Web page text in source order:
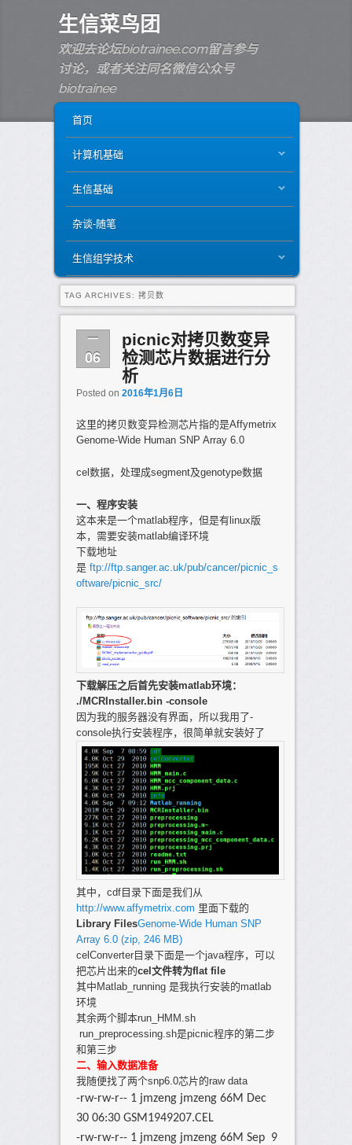
生信菜鸟团
欢迎去论坛biotrainee.com留言参与
讨论，或者关注同名微信公众号
biotrainee
SKIP TO PRIMARY CONTENT
SKIP TO SECONDARY CONTENT
首页
计算机基础
生信基础
杂谈-随笔
生信组学技术
TAG ARCHIVES: 拷贝数
一
06
picnic对拷贝数变异
检测芯片数据进行分
析
Posted on 2016年1月6日
这里的拷贝数变异检测芯片指的是Affymetrix
Genome-Wide Human SNP Array 6.0
cel数据，处理成segment及genotype数据
一、程序安装
这本来是一个matlab程序，但是有linux版
本，需要安装matlab编译环境
下载地址
是 ftp://ftp.sanger.ac.uk/pub/cancer/picnic_s
oftware/picnic_src/
下载解压之后首先安装matlab环境：
./MCRInstaller.bin -console
因为我的服务器没有界面，所以我用了-
console执行安装程序，很简单就安装好了
其中，cdf目录下面是我们从
http://www.affymetrix.com 里面下载的
Library FilesGenome-Wide Human SNP
Array 6.0 (zip, 246 MB)
celConverter目录下面是一个java程序，可以
把芯片出来的cel文件转为flat file
其中Matlab_running 是我执行安装的matlab
环境
其余两个脚本run_HMM.sh
run_preprocessing.sh是picnic程序的第二步
和第三步
二、输入数据准备
我随便找了两个snp6.0芯片的raw data
-rw-rw-r-- 1 jmzeng jmzeng 66M Dec
30 06:30 GSM1949207.CEL
-rw-rw-r-- 1 jmzeng jmzeng 66M Sep 9